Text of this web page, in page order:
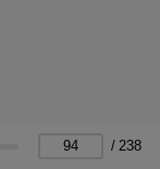
/ 238